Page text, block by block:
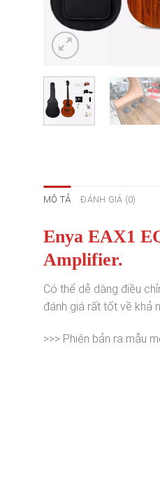
MÔ TẢ ĐÁNH GIÁ (0)
Enya EAX1
Amplifier.
Có thể dễ dàng điều
đánh giá rất tốt về khả
>>> Phiên bản ra mẫu